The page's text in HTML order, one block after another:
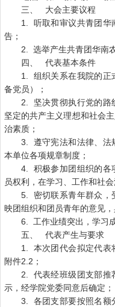
三、 大会主要议程
1. 听取和审议共青团华
告；
2. 选举产生共青团华南
四、 代表基本条件
1. 组织关系在我院的正
备党员）；
2. 坚决贯彻执行党的路
坚定的共产主义理想和社会
治素质；
3. 遵守宪法和法律、法
本单位各项规章制度；
4. 积极参加团组织的各
员权利，在学习、工作和社
5. 密切联系青年群众，
映团组织和团员青年的意见
6. 工作业绩突出，学习
五、 代表产生与要求
1. 本次团代会拟定代表
附件2.2；
2. 代表经班级团支部推
示，经学院党委同意后确定；
3. 各团支部要按照名额